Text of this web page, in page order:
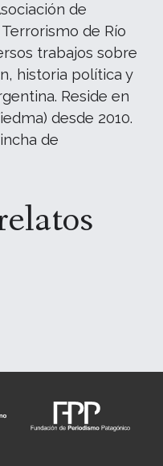
de
de Río
trabajos sobre
historia política y
Reside en
desde 2010.
de